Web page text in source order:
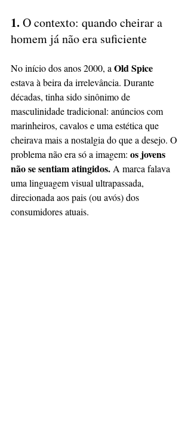
1. O contexto: quando cheirar a
homem já não era suficiente
No início dos anos 2000, a Old Spice
estava à beira da irrelevância. Durante
décadas, tinha sido sinônimo de
masculinidade tradicional: anúncios com
marinheiros, cavalos e uma estética que
cheirava mais a nostalgia do que a desejo. O
problema não era só a imagem: os jovens
não se sentiam atingidos. A marca falava
uma linguagem visual ultrapassada,
direcionada aos pais (ou avós) dos
consumidores atuais.